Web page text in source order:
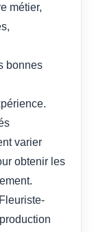
métier,
bonnes
varier
obtenir les